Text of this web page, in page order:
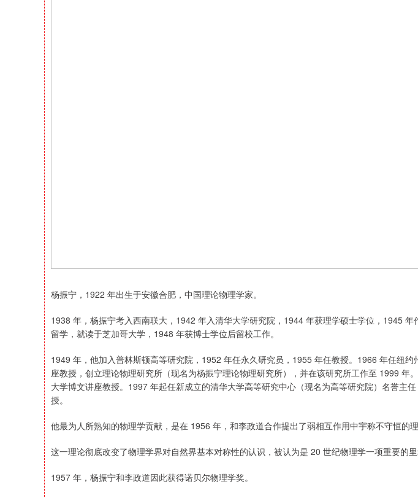
杨振宁，1922 年出生于安徽合肥，中国理论物理学家。
1938 年，杨振宁考入西南联大，1942 年入清华大学研究院，1944 年获理学硕士学位，1945 年
留学，就读于芝加哥大学，1948 年获博士学位后留校工作。
1949 年，他加入普林斯顿高等研究院，1952 年任永久研究员，1955 年任教授。1966 年任纽约
座教授，创立理论物理研究所（现名为杨振宁理论物理研究所），并在该研究所工作至 1999 年
大学博文讲座教授。1997 年起任新成立的清华大学高等研究中心（现名为高等研究院）名誉主
授。
他最为人所熟知的物理学贡献，是在 1956 年，和李政道合作提出了弱相互作用中宇称不守恒的理
这一理论彻底改变了物理学界对自然界基本对称性的认识，被认为是 20 世纪物理学一项重要的里
1957 年，杨振宁和李政道因此获得诺贝尔物理学奖。